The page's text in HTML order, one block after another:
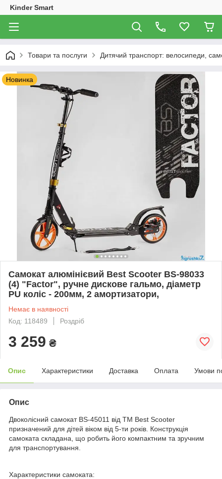
Kinder Smart
Товари та послуги Дитячий транспорт: велосипеди,
Новинка
Самокат алюмінієвий Best Scooter BS-98033
(4) "Factor", ручне дискове гальмо, діаметр
PU коліс - 200мм, 2 амортизатори,
Немає в наявності
Код: 118489
Роздріб
3 259 ₴
Опис Характеристики Доставка Оплата Умови
Опис
Двоколісний самокат BS-45011 від ТМ Best Scooter
призначений для дітей віком від 5-ти років. Конструкція
самоката складана, що робить його компактним та зручним
для транспортування.
Характеристики самоката: